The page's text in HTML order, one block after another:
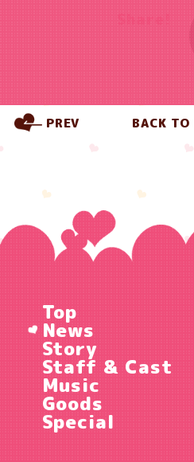
PREV BACK
Top
News
Story
Staff & Cast
Music
Goods
Special